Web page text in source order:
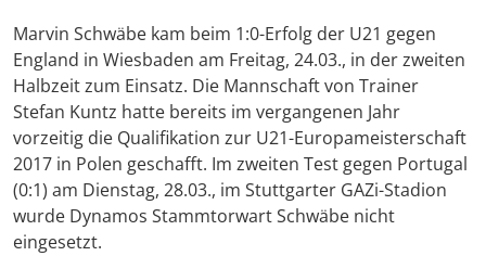
Marvin Schwäbe kam beim 1:0-Erfolg der U21 gegen
England in Wiesbaden am Freitag, 24.03., in der zweiten
Halbzeit zum Einsatz. Die Mannschaft von Trainer
Stefan Kuntz hatte bereits im vergangenen Jahr
vorzeitig die Qualifikation zur U21-Europameisterschaft
2017 in Polen geschafft. Im zweiten Test gegen Portugal
(0:1) am Dienstag, 28.03., im Stuttgarter GAZi-Stadion
wurde Dynamos Stammtorwart Schwäbe nicht
eingesetzt.